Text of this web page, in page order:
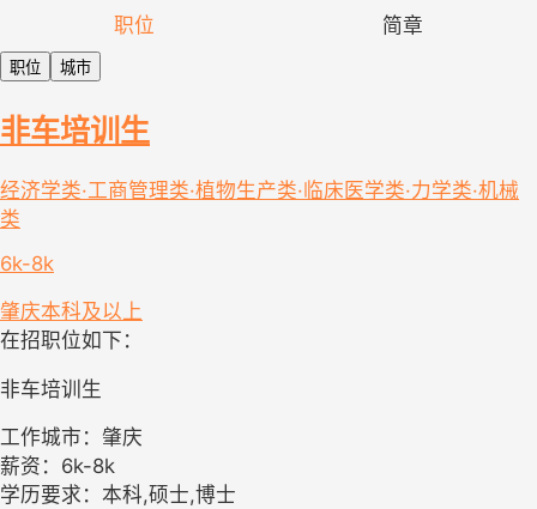
职位 简章
职位 城市
非车培训生
经济学类·工商管理类·植物生产类·临床医学类·力学类·机械
类
6k-8k
肇庆本科及以上
在招职位如下：
非车培训生
工作城市：肇庆
薪资：6k-8k
学历要求：本科,硕士,博士